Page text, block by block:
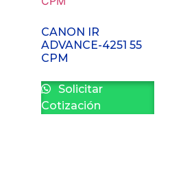
CANON IR
ADVANCE-4251 55
CPM
Solicitar
Cotización